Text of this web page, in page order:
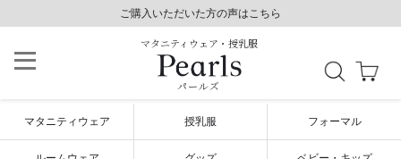
ご購入いただいた方の声はこちら
8,800円以上で送料無料/土日祝も発送（年末年始除く）
ご購入いただいた方の声はこちら
8,800円以上で送料無料/土日祝も発送（年末年始除く）
マタニティウェア・授乳服
パールズ
マタニティウェア 授乳服 フォーマル